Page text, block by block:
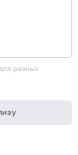
разных